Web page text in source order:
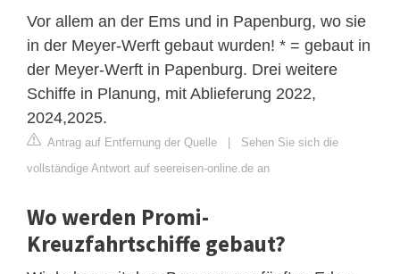
Vor allem an der Ems und in Papenburg, wo sie
in der Meyer-Werft gebaut wurden! * = gebaut in
der Meyer-Werft in Papenburg. Drei weitere
Schiffe in Planung, mit Ablieferung 2022,
2024,2025.
Antrag auf Entfernung der Quelle | Sehen Sie sich die
vollständige Antwort auf seereisen-online.de an
Wo werden Promi-
Kreuzfahrtschiffe gebaut?